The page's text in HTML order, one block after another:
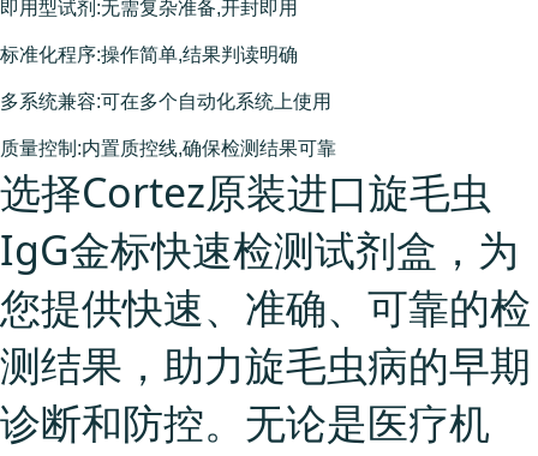
即用型试剂:无需复杂准备,开封即用
标准化程序:操作简单,结果判读明确
多系统兼容:可在多个自动化系统上使用
质量控制:内置质控线,确保检测结果可靠
选择Cortez原装进口旋毛虫
IgG金标快速检测试剂盒，为
您提供快速、准确、可靠的检
测结果，助力旋毛虫病的早期
诊断和防控。无论是医疗机